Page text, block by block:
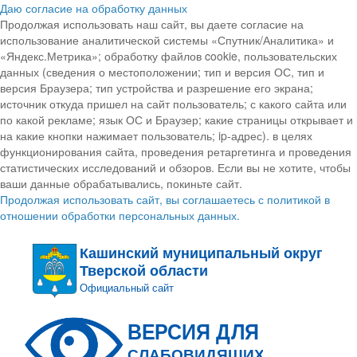
Даю согласие на обработку данных
Продолжая использовать наш сайт, вы даете согласие на
использование аналитической системы «Спутник/Аналитика» и
«Яндекс.Метрика»; обработку файлов cookie, пользовательских
данных (сведения о местоположении; тип и версия ОС, тип и
версия Браузера; тип устройства и разрешение его экрана;
источник откуда пришел на сайт пользователь; с какого сайта или
по какой рекламе; язык ОС и Браузер; какие страницы открывает и
на какие кнопки нажимает пользователь; ip-адрес). в целях
функционирования сайта, проведения ретаргетинга и проведения
статистических исследований и обзоров. Если вы не хотите, чтобы
ваши данные обрабатывались, покиньте сайт.
Продолжая использовать сайт, вы соглашаетесь с политикой в
отношении обработки персональных данных.